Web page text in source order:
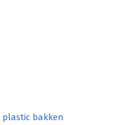
plastic bakken